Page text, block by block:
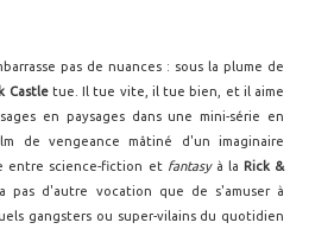
pas de nuances : sous la plume de
Castletue. Il tue vite, il tue bien, et il aime
en paysages dans une mini-série en
de vengeance mâtiné d'un imaginaire
entre science-fiction etfantasyà la Rick &
pas d'autre vocation que de s'amuser à
gangsters ou super-vilains du quotidien